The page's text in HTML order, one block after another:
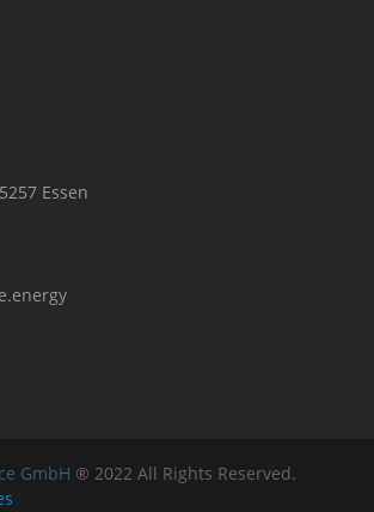
Essen
GmbH ® 2022 All Rights Reserved.